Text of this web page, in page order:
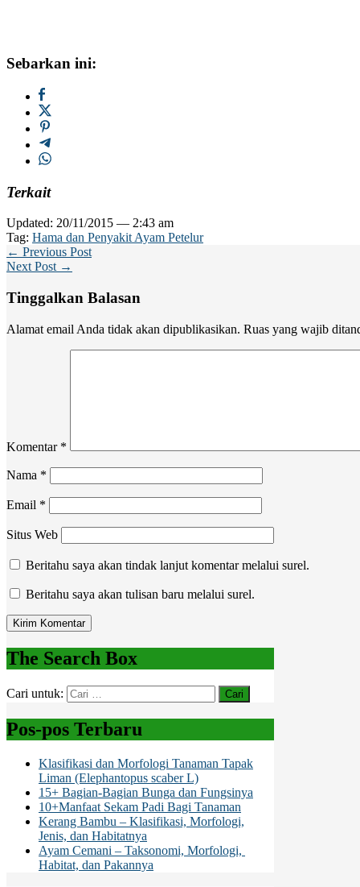
Sebarkan ini:
Terkait
Updated: 20/11/2015 — 2:43 am
Tag: Hama dan Penyakit Ayam Petelur
← Previous Post
Next Post →
Tinggalkan Balasan
Alamat email Anda tidak akan dipublikasikan. Ruas yang wajib
Komentar *
Nama *
Email *
Situs Web
Beritahu saya akan tindak lanjut komentar melalui surel.
Beritahu saya akan tulisan baru melalui surel.
The Search Box
Cari untuk:
Pos-pos Terbaru
Klasifikasi dan Morfologi Tanaman Tapak
Liman (Elephantopus scaber L)
15+ Bagian-Bagian Bunga dan Fungsinya
10+Manfaat Sekam Padi Bagi Tanaman
Kerang Bambu – Klasifikasi, Morfologi,
Jenis, dan Habitatnya
Ayam Cemani – Taksonomi, Morfologi,
Habitat, dan Pakannya